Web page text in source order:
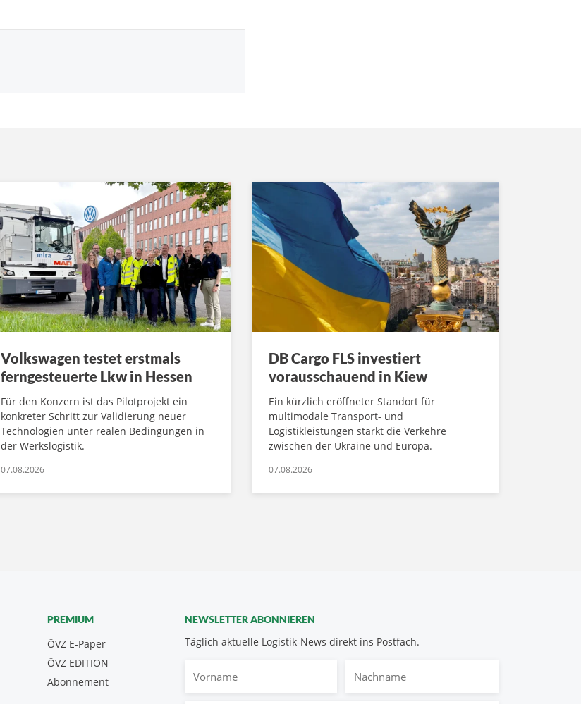
Volkswagen testet erstmals
ferngesteuerte Lkw in Hessen
Für den Konzern ist das Pilotprojekt ein
konkreter Schritt zur Validierung neuer
Technologien unter realen Bedingungen in
der Werkslogistik.
07.08.2026
DB Cargo FLS investiert
vorausschauend in Kiew
Ein kürzlich eröffneter Standort für
multimodale Transport- und
Logistikleistungen stärkt die Verkehre
zwischen der Ukraine und Europa.
07.08.2026
NEWSLETTER ABONNIEREN
Täglich aktuelle Logistik-News direkt ins Postfach.
PREMIUM
ÖVZ E-Paper
Abonnement
ÖVZ EDITION